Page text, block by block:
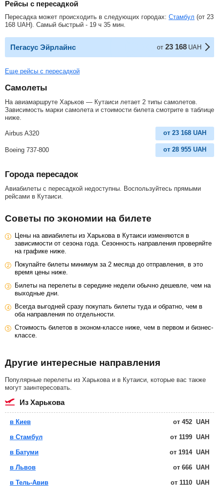
Рейсы с пересадкой
Пересадка может происходить в следующих городах: Стамбул (от 23
168 UAH). Самый быстрый - 19 ч 35 мин.
Пегасус Эйрлайнс от 23 168 UAH
Еще рейсы с пересадкой
Самолеты
На авиамаршруте Харьков — Кутаиси летает 2 типы самолетов.
Зависимость марки самолета и стоимости билета смотрите в таблице
ниже.
Airbus A320 от 23 168 UAH
Boeing 737-800 от 28 955 UAH
Города пересадок
Авиабилеты с пересадкой недоступны. Воспользуйтесь прямыми
рейсами в Кутаиси.
Советы по экономии на билете
Цены на авиабилеты из Харькова в Кутаиси изменяются в
зависимости от сезона года. Сезонность направления проверяйте
на графике ниже.
Покупайте билеты минимум за 2 месяца до отправления, в это
время цены ниже.
Билеты на перелеты в середине недели обычно дешевле, чем на
выходные дни.
Всегда выгодней сразу покупать билеты туда и обратно, чем в
оба направления по отдельности.
Стоимость билетов в эконом-классе ниже, чем в первом и бизнес-
классе.
Другие интересные направления
Популярные перелеты из Харькова и в Кутаиси, которые вас также
могут заинтересовать.
из Харькова
в Киев от 452 UAH
в Стамбул от 1199 UAH
в Батуми от 1914 UAH
в Львов от 666 UAH
в Тель-Авив от 1110 UAH